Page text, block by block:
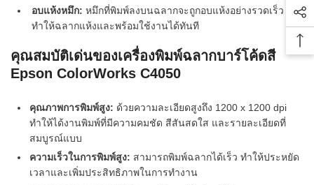
อบแห้งหมึก: หมึกที่พิมพ์ลงบนฉลากจะถูกอบแห้งอย่างรวดเร็ว
ทำให้ฉลากแห้งและพร้อมใช้งานได้ทันที
คุณสมบัติเด่นของเครื่องพิมพ์ฉลากบาร์โค้ดสี
Epson ColorWorks C4050
คุณภาพการพิมพ์สูง: ด้วยความละเอียดสูงถึง 1200 x 1200 dpi
ทำให้ได้งานพิมพ์ที่มีความคมชัด สีสันสดใส และรายละเอียดที่
สมบูรณ์แบบ
ความเร็วในการพิมพ์สูง: สามารถพิมพ์ฉลากได้เร็ว ทำให้ประหยัด
เวลาและเพิ่มประสิทธิภาพในการทำงาน